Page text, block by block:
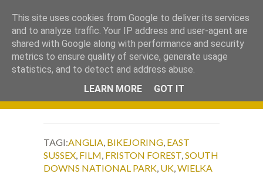
Okiem Obiektywu.
TAGI:ANGLIA, BIKEJORING, EAST
SUSSEX, FILM, FRISTON FOREST,SOUTH
DOWNS NATIONAL PARK, UK,WIELKA
This site uses cookies from Google to deliver its services
and to analyze traffic. Your IP address and user-agent are
shared with Google along with performance and security
metrics to ensure quality of service, generate usage
statistics, and to detect and address abuse.
LEARN MORE
GOT IT